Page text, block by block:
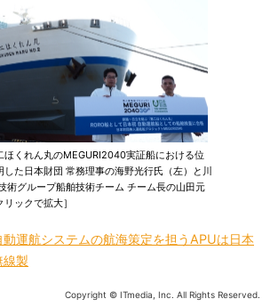
ほくれん丸のMEGURI2040実証船における位
した日本財団 常務理事の海野光行氏（左）と川
術グループ船舶技術チーム チーム長の山田元
ックで拡大］
動運航システムの航海策定を担うAPUは日本
線製
Copyright © ITmedia, Inc. All Rights Reserved.